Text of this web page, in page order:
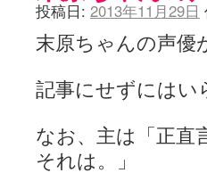
投稿日: 2013年11月29日
末原ちゃんの声優
記事にせずにはい
なお、主は「正直
それは。」